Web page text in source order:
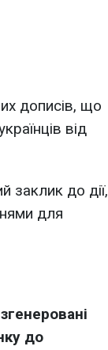
дописів, що
від
заклик до дії,
для
до